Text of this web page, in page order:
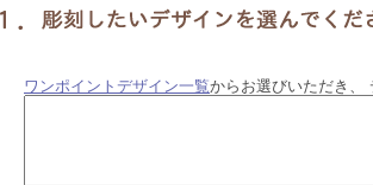
ワンポイントデザイン一覧からお選びいただき、